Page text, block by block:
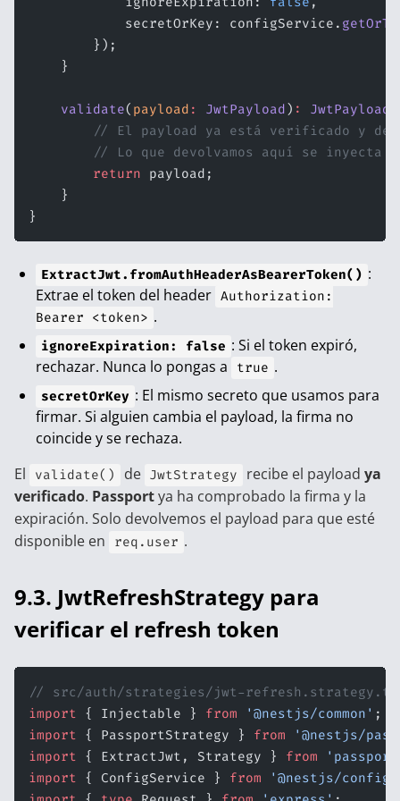
            secretOrKey: configService.
        });
    }
    validate
( payload : JwtPayload) : JwtPayload
// El payload ya está verificado y
// Lo que devolvamos aquí se inyecta
        return
payload;
    }
}
ExtractJwt.fromAuthHeaderAsBearerToken() :
Extrae el token del header Authorization:
Bearer <token> .
ignoreExpiration: false : Si el token expiró,
rechazar. Nunca lo pongas a
true .
secretOrKey : El mismo secreto que usamos para
firmar. Si alguien cambia el payload, la firma no
coincide y se rechaza.
El
validate() de JwtStrategy recibe el payload ya
verificado. Passportya ha comprobado la firma y la
expiración. Solo devolvemos el payload para que esté
disponible en
req.user .
9.3. JwtRefreshStrategy para
verificar el refresh token
// src/auth/strategies/jwt-refresh.strategy.ts
import { Injectable } from '@nestjs/common' ;
import { PassportStrategy } from '@nestjs/
import { ExtractJwt, Strategy } from
import { ConfigService } from '@nestjs/config'